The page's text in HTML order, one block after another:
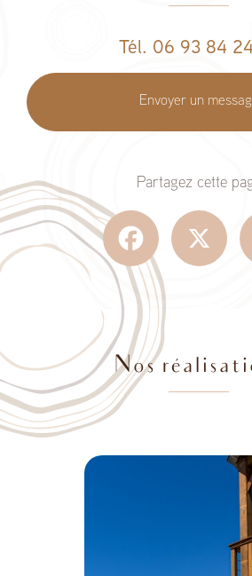
Tél. 06 93 84
Envoyer un
Partagez cette
Facebook
Nos